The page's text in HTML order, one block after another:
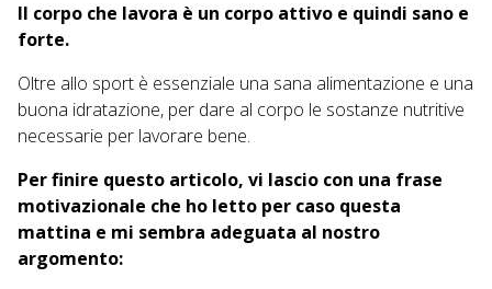
Il corpo che lavora è un corpo attivo e quindi sano e
forte.
Oltre allo sport è essenziale una sana alimentazione e una
buona idratazione, per dare al corpo le sostanze nutritive
necessarie per lavorare bene.
Per finire questo articolo, vi lascio con una frase
motivazionale che ho letto per caso questa
mattina e mi sembra adeguata al nostro
argomento: